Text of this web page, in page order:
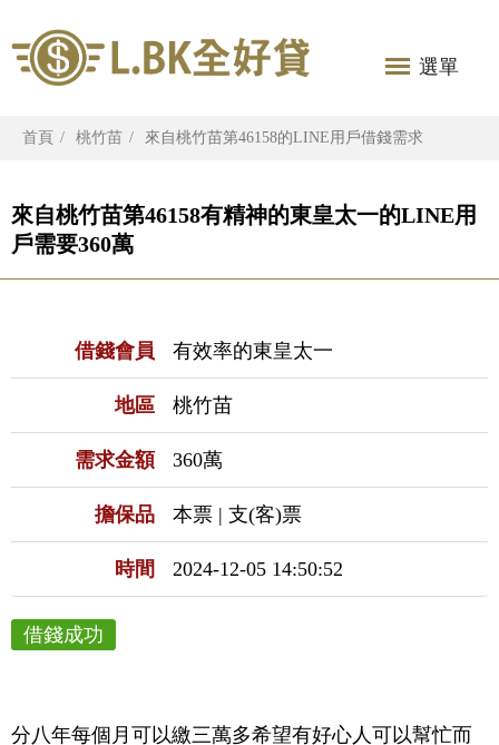
選單
首頁 桃竹苗 來自桃竹苗第46158的LINE用戶借錢需求
來自桃竹苗第46158有精神的東皇太一的LINE用
戶需要360萬
借錢會員 有效率的東皇太一
地區 桃竹苗
需求金額 360萬
擔保品 本票 | 支(客)票
時間 2024-12-05 14:50:52
借錢成功
分八年每個月可以繳三萬多希望有好心人可以幫忙而